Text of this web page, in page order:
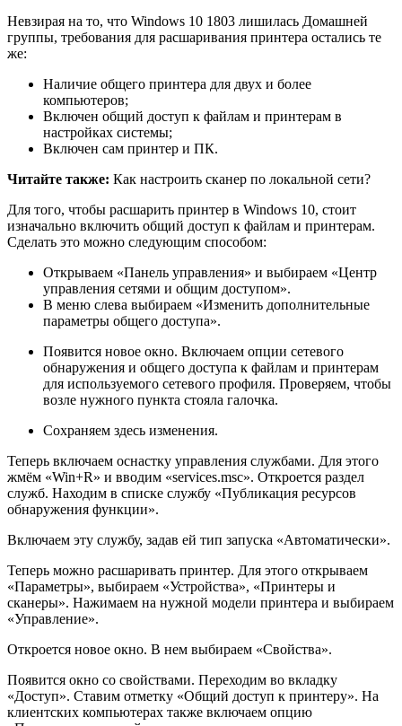
Невзирая на то, что Windows 10 1803 лишилась Домашней
группы, требования для расшаривания принтера остались те
же:
Наличие общего принтера для двух и более
компьютеров;
Включен общий доступ к файлам и принтерам в
настройках системы;
Включен сам принтер и ПК.
Читайте также: Как настроить сканер по локальной сети?
Для того, чтобы расшарить принтер в Windows 10, стоит
изначально включить общий доступ к файлам и принтерам.
Сделать это можно следующим способом:
Открываем «Панель управления» и выбираем «Центр
управления сетями и общим доступом».
В меню слева выбираем «Изменить дополнительные
параметры общего доступа».
Появится новое окно. Включаем опции сетевого
обнаружения и общего доступа к файлам и принтерам
для используемого сетевого профиля. Проверяем, чтобы
возле нужного пункта стояла галочка.
Сохраняем здесь изменения.
Теперь включаем оснастку управления службами. Для этого
жмём «Win+R» и вводим «services.msc». Откроется раздел
служб. Находим в списке службу «Публикация ресурсов
обнаружения функции».
Включаем эту службу, задав ей тип запуска «Автоматически».
Теперь можно расшаривать принтер. Для этого открываем
«Параметры», выбираем «Устройства», «Принтеры и
сканеры». Нажимаем на нужной модели принтера и выбираем
«Управление».
Откроется новое окно. В нем выбираем «Свойства».
Появится окно со свойствами. Переходим во вкладку
«Доступ». Ставим отметку «Общий доступ к принтеру». На
клиентских компьютерах также включаем опцию